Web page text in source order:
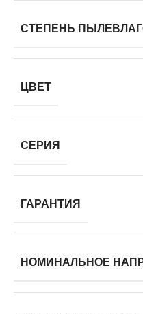
СТЕПЕНЬ
ЦВЕТ
СЕРИЯ
ГАРАНТИЯ
НОМИНАЛЬНОЕ